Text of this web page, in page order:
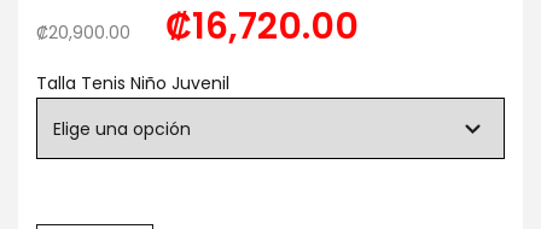
₡20,900.00 ₡16,720.00
Talla Tenis Niño Juvenil